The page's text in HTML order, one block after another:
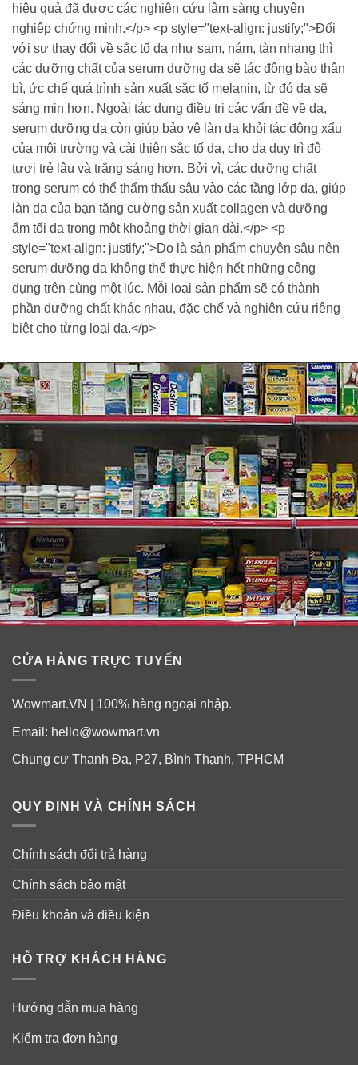
hiệu quả đã được các nghiên cứu lâm sàng chuyên
nghiệp chứng minh.</p> <p style="text-align: justify;">Đối
với sự thay đổi về sắc tố da như sạm, nám, tàn nhang thì
các dưỡng chất của serum dưỡng da sẽ tác động bào thân
bì, ức chế quá trình sản xuất sắc tố melanin, từ đó da sẽ
sáng mịn hơn. Ngoài tác dụng điều trị các vấn đề về da,
serum dưỡng da còn giúp bảo vệ làn da khỏi tác động xấu
của môi trường và cải thiện sắc tố da, cho da duy trì độ
tươi trẻ lâu và trắng sáng hơn. Bởi vì, các dưỡng chất
trong serum có thể thẩm thấu sâu vào các tầng lớp da, giúp
làn da của bạn tăng cường sản xuất collagen và dưỡng
ẩm tối da trong một khoảng thời gian dài.</p> <p
style="text-align: justify;">Do là sản phẩm chuyên sâu nên
serum dưỡng da không thể thực hiện hết những công
dụng trên cùng một lúc. Mỗi loại sản phẩm sẽ có thành
phần dưỡng chất khác nhau, đặc chế và nghiên cứu riêng
biệt cho từng loại da.</p>
CỬA HÀNG TRỰC TUYẾN
Wowmart.VN | 100% hàng ngoại nhập.
Email: hello@wowmart.vn
Chung cư Thanh Đa, P27, Bình Thạnh, TPHCM
QUY ĐỊNH VÀ CHÍNH SÁCH
Chính sách đổi trả hàng
Chính sách bảo mật
Điều khoản và điều kiện
HỖ TRỢ KHÁCH HÀNG
Hướng dẫn mua hàng
Kiểm tra đơn hàng